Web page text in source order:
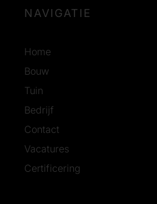
NAVIGATIE
Home
Bouw
Tuin
Bedrijf
Contact
Vacatures
Certificering